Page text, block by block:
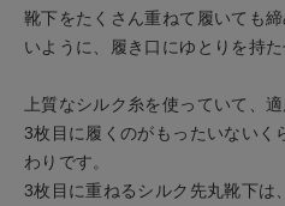
靴下をたくさん重ねて履いても
いように、履き口にゆとりを持た
上質なシルク糸を使っていて、
3枚目に履くのがもったいないく
わりです。
3枚目に重ねるシルク先丸靴下は